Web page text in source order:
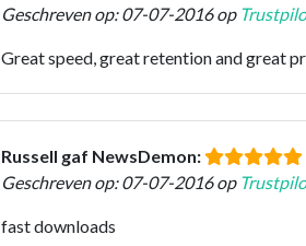
Geschreven op: 07-07-2016 op
Great speed, great retention and great
Russell gaf NewsDemon:
Geschreven op: 07-07-2016 op
fast downloads